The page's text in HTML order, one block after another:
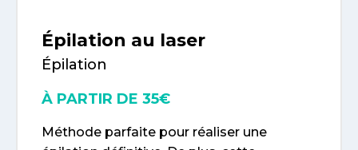
Épilation au laser
Épilation
À PARTIR DE 35€
Méthode parfaite pour réaliser une